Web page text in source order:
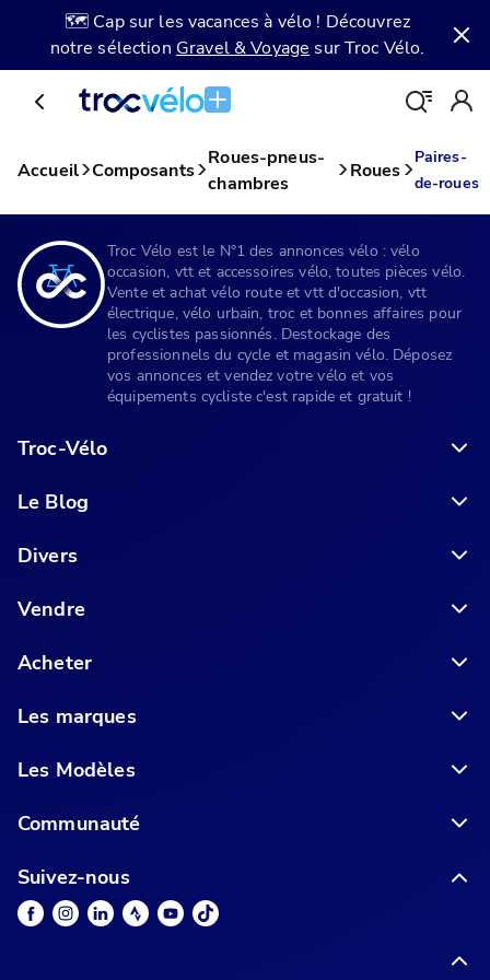
🗺️ Cap sur les vacances à vélo ! Découvrez
notre sélection Gravel & Voyage sur Troc Vélo.
Accueil Composants
Roues-pneus-
chambres
Roues
Paires-
de-roues
Troc Vélo est le N°1 des annonces vélo : vélo
occasion, vtt et accessoires vélo, toutes pièces vélo.
Vente et achat vélo route et vtt d'occasion, vtt
électrique, vélo urbain, troc et bonnes affaires pour
les cyclistes passionnés. Destockage des
professionnels du cycle et magasin vélo. Déposez
vos annonces et vendez votre vélo et vos
équipements cycliste c'est rapide et gratuit !
Troc-Vélo
Le Blog
Divers
Vendre
Acheter
Les marques
Les Modèles
Communauté
Suivez-nous